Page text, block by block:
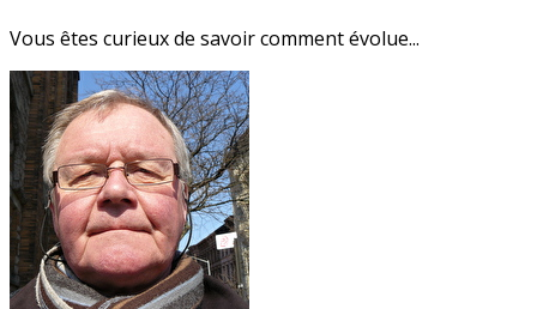
Vous êtes curieux de savoir comment évolue...